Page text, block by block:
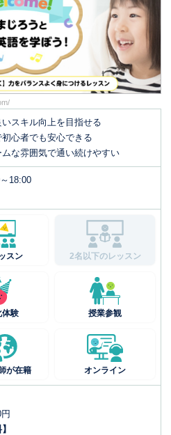
いスキル向上を目指せる
初心者でも安心できる
ムな雰囲気で通い続けやすい
18:00
スン 2名以下のレッスン
体験 授業参観
が在籍 オンライン